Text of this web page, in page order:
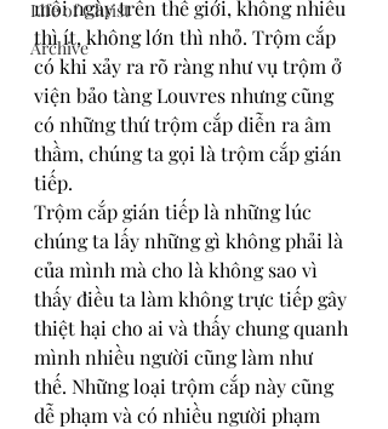
Life of Christ
Archive
mỗi ngày trên thế giới, không nhiều
thì ít, không lớn thì nhỏ. Trộm cắp
có khi xảy ra rõ ràng như vụ trộm ở
viện bảo tàng Louvres nhưng cũng
có những thứ trộm cắp diễn ra âm
thầm, chúng ta gọi là trộm cắp gián
tiếp.
Trộm cắp gián tiếp là những lúc
chúng ta lấy những gì không phải là
của mình mà cho là không sao vì
thấy điều ta làm không trực tiếp gây
thiệt hại cho ai và thấy chung quanh
mình nhiều người cũng làm như
thế. Những loại trộm cắp này cũng
dễ phạm và có nhiều người phạm